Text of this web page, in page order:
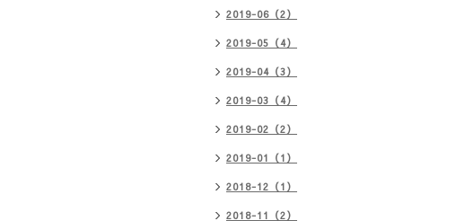
2019-06（2）
2019-05（4）
2019-04（3）
2019-03（4）
2019-02（2）
2019-01（1）
2018-12（1）
2018-11（2）